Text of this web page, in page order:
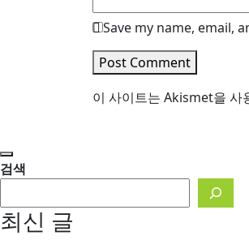
Save my name, email,
Post Comment
이 사이트는 Akismet을 사
검색
최신 글